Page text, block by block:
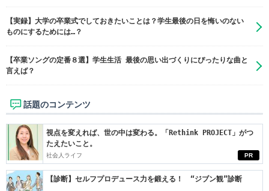
【実録】大学の卒業式でしておきたいことは？学生最後の日を悔いのない
ものにするためには…？
【卒業ソングの定番８選】学生生活 最後の思い出づくりにぴったりな曲と
言えば？
話題のコンテンツ
PR
視点を変えれば、世の中は変わる。「Rethink PROJECT」がつ
たえたいこと。
社会人ライフ
【診断】セルフプロデュース力を鍛える！ “ジブン観”診断